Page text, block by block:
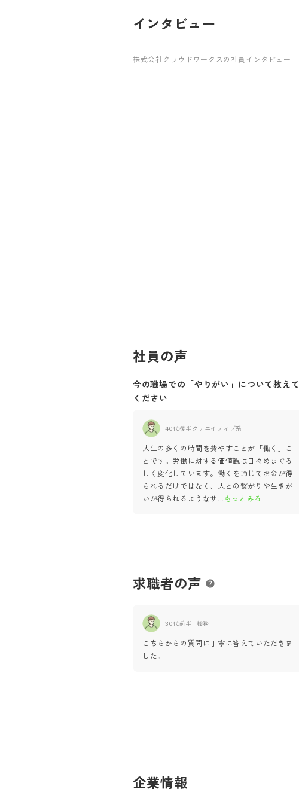
インタビュー
株式会社クラウドワークスの社員インタビュー
社員の声
今の職場での「やりがい」について教えて
ください
40代後半 クリエイティブ系
人生の多くの時間を費やすことが「働く」こ
とです。労働に対する価値観は日々めまぐる
しく変化しています。働くを通じてお金が得
られるだけではなく、人との繋がりや生きが
いが得られるようなサ... もっとみる
求職者の声
30代前半 総務
こちらからの質問に丁寧に答えていただきま
した。
企業情報